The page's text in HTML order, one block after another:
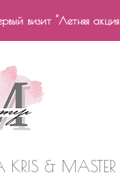
& MASTER
визит "Летняя